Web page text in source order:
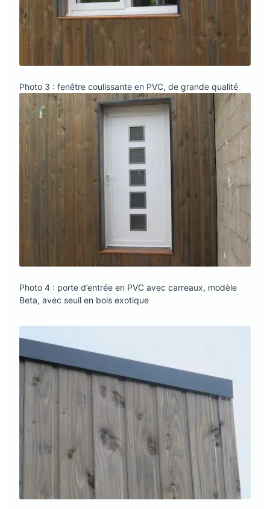
Photo 3 : fenêtre coulissante en PVC, de grande qualité
Photo 4 : porte d’entrée en PVC avec carreaux, modèle
Beta, avec seuil en bois exotique